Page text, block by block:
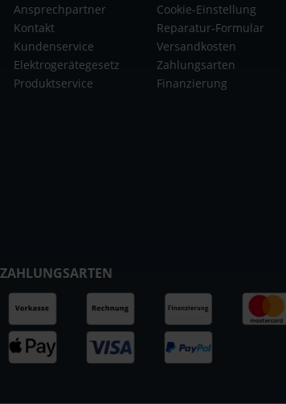
Ansprechpartner
Kontakt
Kundenservice
Elektrogerätegesetz
Produktservice
Cookie-Einstellung
Reparatur-Formular
Versandkosten
Zahlungsarten
Finanzierung
ZAHLUNGSARTEN